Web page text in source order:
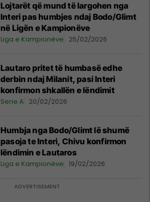
Lojtarët që mund të largohen nga
Interi pas humbjes ndaj Bodo/Glimt
në Ligën e Kampionëve
Liga e Kampionëve 25/02/2026
Lautaro pritet të humbasë edhe
derbin ndaj Milanit, pasi Interi
konfirmon shkallën e lëndimit
Serie A 20/02/2026
Humbja nga Bodo/Glimt lë shumë
pasoja te Interi, Chivu konfirmon
lëndimin e Lautaros
Liga e Kampionëve 19/02/2026